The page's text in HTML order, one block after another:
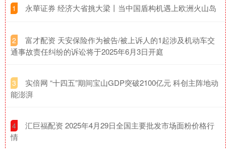
1 ​永華证券 经济大省挑大梁丨当中国盾构机遇上欧洲火山岛​
2
​富才配资 天安保险作为被告/被上诉人的1起涉及机动车交
通事故责任纠纷的诉讼将于2025年6月3日开庭
3
​实倍网 “十四五”期间宝山GDP突破2100亿元 科创主阵地动
能澎湃
4
​汇巨福配资 2025年4月29日全国主要批发市场面粉价格行
情